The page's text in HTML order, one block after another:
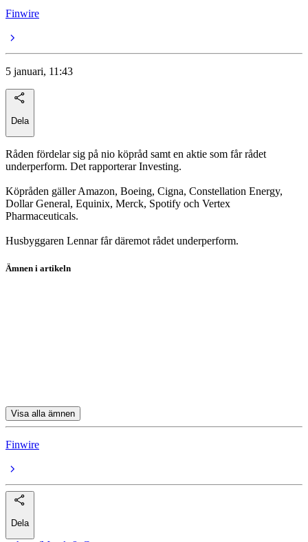
Finwire
5 januari, 11:43
Dela
Råden fördelar sig på nio köpråd samt en aktie som får rådet
underperform. Det rapporterar Investing.
Köpråden gäller Amazon, Boeing, Cigna, Constellation Energy,
Dollar General, Equinix, Merck, Spotify och Vertex
Pharmaceuticals.
Husbyggaren Lennar får däremot rådet underperform.
Ämnen i artikeln
Visa alla ämnen
Finwire
Dela